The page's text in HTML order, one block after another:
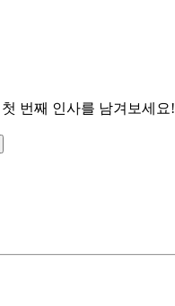
첫 번째 인사를 남겨보세요!